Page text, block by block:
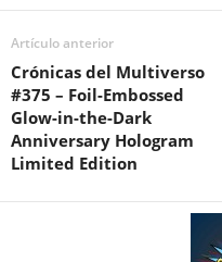
Artículo anterior
Crónicas del Multiverso
#375 – Foil-Embossed
Glow-in-the-Dark
Anniversary Hologram
Limited Edition